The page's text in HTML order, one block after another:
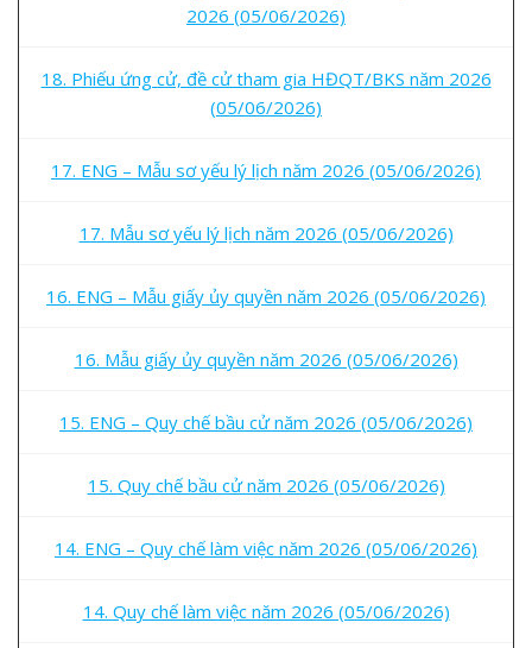
2026 (05/06/2026)
18. Phiếu ứng cử, đề cử tham gia HĐQT/BKS năm 2026
(05/06/2026)
17. ENG – Mẫu sơ yếu lý lịch năm 2026 (05/06/2026)
17. Mẫu sơ yếu lý lịch năm 2026 (05/06/2026)
16. ENG – Mẫu giấy ủy quyền năm 2026 (05/06/2026)
16. Mẫu giấy ủy quyền năm 2026 (05/06/2026)
15. ENG – Quy chế bầu cử năm 2026 (05/06/2026)
15. Quy chế bầu cử năm 2026 (05/06/2026)
14. ENG – Quy chế làm việc năm 2026 (05/06/2026)
14. Quy chế làm việc năm 2026 (05/06/2026)